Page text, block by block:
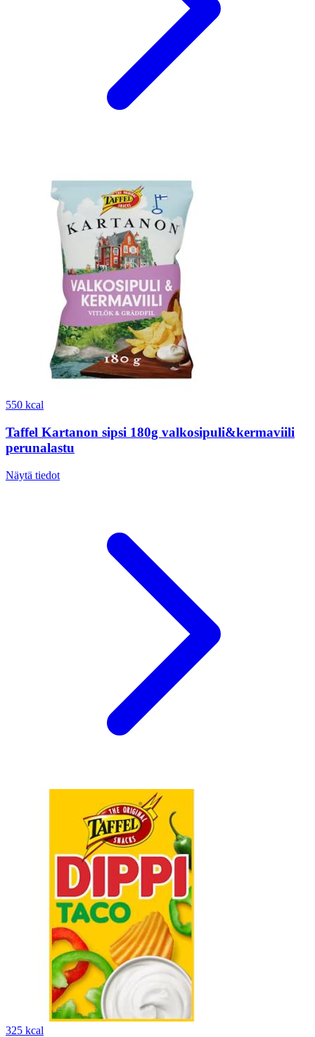
550 kcal
Taffel Kartanon sipsi 180g valkosipuli&kermaviili
perunalastu
Näytä tiedot
325 kcal